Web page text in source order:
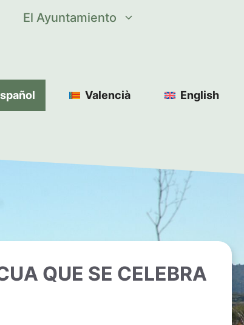
El Ayuntamiento
Valencià English
QUE SE CELEBRA